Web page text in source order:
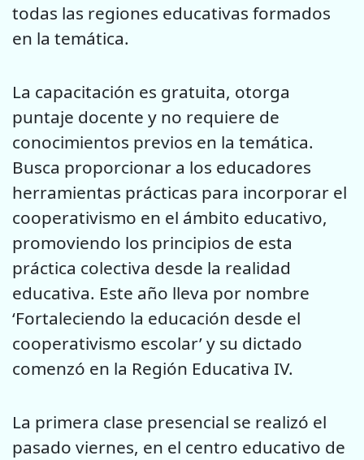
todas las regiones educativas formados
en la temática.
La capacitación es gratuita, otorga
puntaje docente y no requiere de
conocimientos previos en la temática.
Busca proporcionar a los educadores
herramientas prácticas para incorporar el
cooperativismo en el ámbito educativo,
promoviendo los principios de esta
práctica colectiva desde la realidad
educativa. Este año lleva por nombre
‘Fortaleciendo la educación desde el
cooperativismo escolar’ y su dictado
comenzó en la Región Educativa IV.
La primera clase presencial se realizó el
pasado viernes, en el centro educativo de